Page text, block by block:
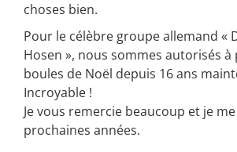
choses bien.
Pour le célèbre groupe allemand «
Hosen », nous sommes autorisés
boules de Noël depuis 16 ans
Incroyable !
Je vous remercie beaucoup et je
prochaines années.